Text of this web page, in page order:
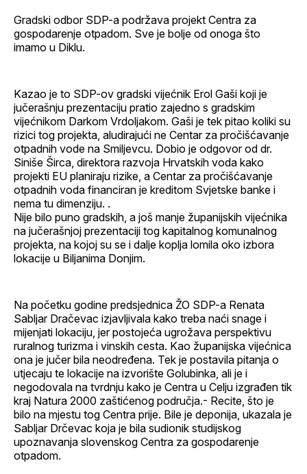
Gradski odbor SDP-a podržava projekt Centra za
gospodarenje otpadom. Sve je bolje od onoga što
imamo u Diklu.
Kazao je to SDP-ov gradski vijećnik Erol Gaši koji je
jučerašnju prezentaciju pratio zajedno s gradskim
vijećnikom Darkom Vrdoljakom. Gaši je tek pitao koliki su
rizici tog projekta, aludirajući ne Centar za pročišćavanje
otpadnih vode na Smiljevcu. Dobio je odgovor od dr.
Siniše Širca, direktora razvoja Hrvatskih voda kako
projekti EU planiraju rizike, a Centar za pročišćavanje
otpadnih voda financiran je kreditom Svjetske banke i
nema tu dimenziju. .
Nije bilo puno gradskih, a još manje županijskih vijećnika
na jučerašnjoj prezentaciji tog kapitalnog komunalnog
projekta, na kojoj su se i dalje koplja lomila oko izbora
lokacije u Biljanima Donjim.
Na početku godine predsjednica ŽO SDP-a Renata
Sabljar Dračevac izjavljivala kako treba naći snage i
mijenjati lokaciju, jer postojeća ugrožava perspektivu
ruralnog turizma i vinskih cesta. Kao županijska vijećnica
ona je jučer bila neodređena. Tek je postavila pitanja o
utjecaju te lokacije na izvorište Golubinka, ali je i
negodovala na tvrdnju kako je Centra u Celju izgrađen tik
kraj Natura 2000 zaštićenog područja.- Recite, što je
bilo na mjestu tog Centra prije. Bile je deponija, ukazala je
Sabljar Drčevac koja je bila sudionik studijskog
upoznavanja slovenskog Centra za gospodarenje
otpadom.